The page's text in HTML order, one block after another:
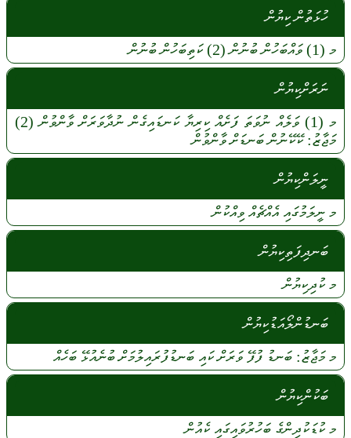
ހުޅަތުން ކިޔުން
މ (1) ވައްބަހުންބުނުން(2) ކަތިބަހުންބުނުން
ނަރަށްކިޔުން
މ (1) ވަލެއް ނުވަތަފަށެއްކިރިޔާކަނޑައިގެންނުދާވަރަށްވާންވުން (2)
މަޖާޒު:ކޭކޭނުންބަނޑަށްވާންވުން
ނީލަންކިޔުން
މ ނީލަމުގައިއެއްޗެއް ވިއްކުން
ބަނދިފަތިކިޔުން
މ ކުދިކިޔުން
ބަނޑުންލޯއަޑުކިޔުން
މމަޖާޒު: ބަނޑު ފުފޭވަރަށްކައި ބަނޑުފުރައިލުމަށްބުނެއުޅޭ ބަހެއް
ބަކުންކިޔުން
މ ކުޑަކުދިންގެ ބަހުރުވައިގައިކެއުން